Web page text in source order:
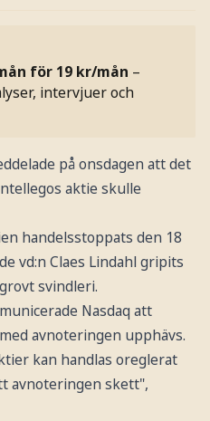
för 19 kr/mån –
intervjuer och
på onsdagen att det
aktie skulle
handelsstoppats den 18
vd:n Claes Lindahl gripits
svindleri.
Nasdaq att
avnoteringen upphävs.
kan handlas oreglerat
avnoteringen skett",